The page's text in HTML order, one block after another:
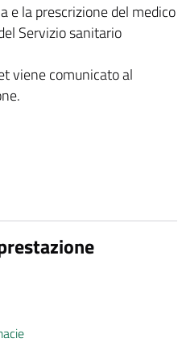
e la prescrizione del medico
Servizio sanitario
viene comunicato al